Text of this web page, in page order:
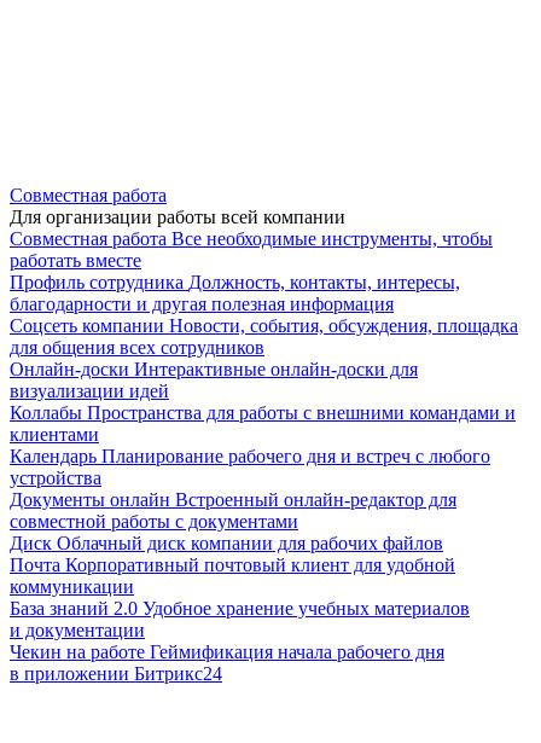
Совместная работа
Для организации работы всей компании
Совместная работа Все необходимые инструменты, чтобы
работать вместе
Профиль сотрудника Должность, контакты, интересы,
благодарности и другая полезная информация
Соцсеть компании Новости, события, обсуждения, площадка
для общения всех сотрудников
Онлайн-доски Интерактивные онлайн-доски для
визуализации идей
Коллабы Пространства для работы с внешними командами и
клиентами
Календарь Планирование рабочего дня и встреч с любого
устройства
Документы онлайн Встроенный онлайн-редактор для
совместной работы с документами
Диск Облачный диск компании для рабочих файлов
Почта Корпоративный почтовый клиент для удобной
коммуникации
База знаний 2.0 Удобное хранение учебных материалов
и документации
Чекин на работе Геймификация начала рабочего дня
в приложении Битрикс24